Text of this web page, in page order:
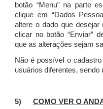
botão “Menu” na parte
clique em “Dados
altere o dado que
clicar no botão “Enviar”
que as alterações sejam
Não é possível o
usuários diferentes,
5) COMO VER O